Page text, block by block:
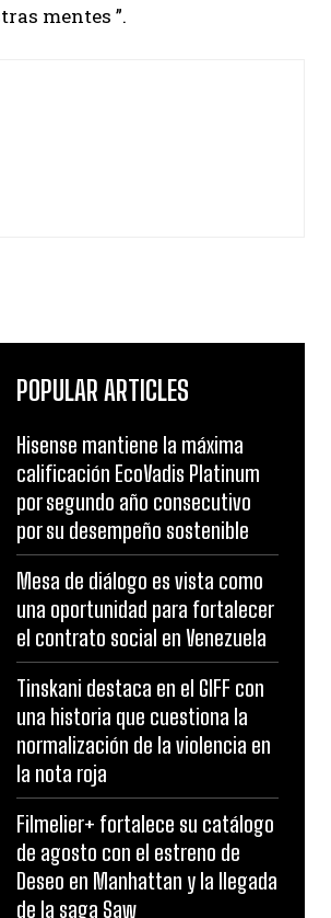
mentes ”.
POPULAR ARTICLES
Hisense mantiene la máxima
calificación EcoVadis Platinum
por segundo año consecutivo
por su desempeño sostenible
Mesa de diálogo es vista como
una oportunidad para fortalecer
el contrato social en Venezuela
Tinskani destaca en el GIFF con
una historia que cuestiona la
normalización de la violencia en
la nota roja
Filmelier+ fortalece su catálogo
de agosto con el estreno de
Deseo en Manhattan y la llegada
de la saga Saw